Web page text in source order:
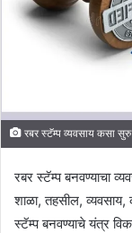
रबर स्टॅम्प व्यवसाय कसा सुरु
रबर स्टॅम्प बनवण्याचा
शाळा, तहसील,
स्टॅम्प बनवण्याचे यंत्र